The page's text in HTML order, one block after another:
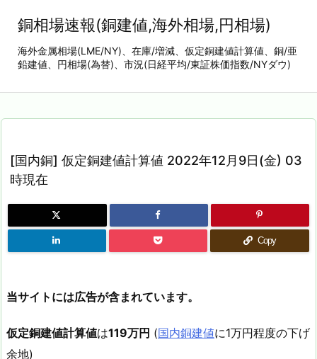
銅相場速報(銅建値,海外相場,円相場)
海外金属相場(LME/NY)、在庫/増減、仮定銅建値計算値、銅/亜
鉛建値、円相場(為替)、市況(日経平均/東証株価指数/NYダウ)
[国内銅] 仮定銅建値計算値 2022年12月9日(金) 03
時現在
Copy
当サイトには広告が含まれています。
仮定銅建値計算値は119万円 (国内銅建値に1万円程度の下げ
余地)